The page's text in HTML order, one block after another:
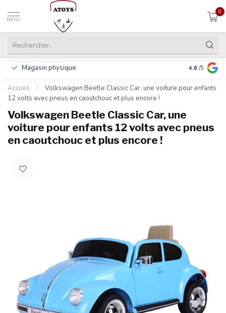
MENU
0
Magasin physique Y compris
4.6 /5
Accueil /
Volkswagen Beetle Classic Car, une voiture pour enfants
12 volts avec pneus en caoutchouc et plus encore !
Volkswagen Beetle Classic Car, une
voiture pour enfants 12 volts avec pneus
en caoutchouc et plus encore !